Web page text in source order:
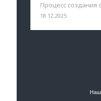
Процесс
18.12.2025